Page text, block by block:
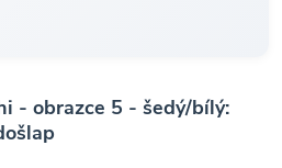
- obrazce 5 - šedý/bílý: